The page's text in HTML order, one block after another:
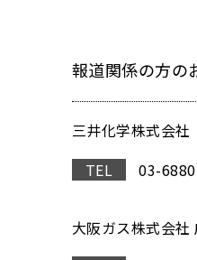
報道関係の方の
三井化学株式会
TEL
03-
大阪ガス株式会